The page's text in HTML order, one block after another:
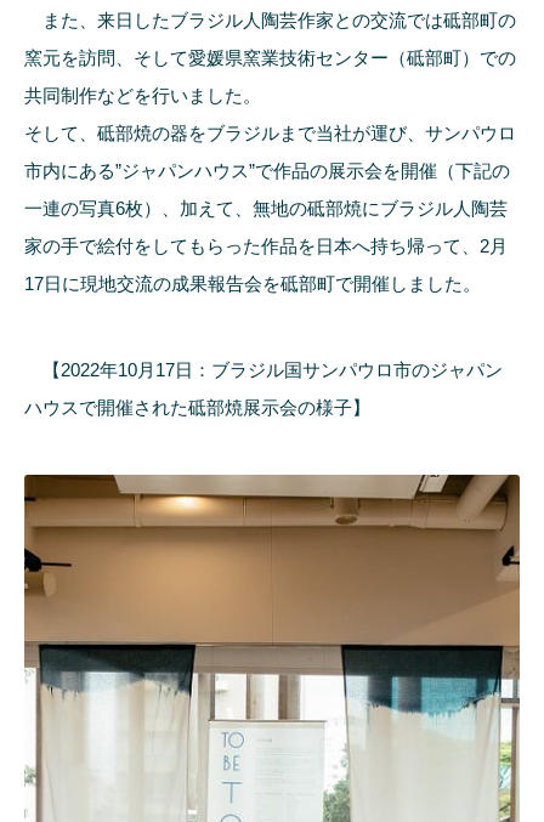
また、来日したブラジル人陶芸作家との交流では砥部町の
窯元を訪問、そして愛媛県窯業技術センター（砥部町）での
共同制作などを行いました。
そして、砥部焼の器をブラジルまで当社が運び、サンパウロ
市内にある”ジャパンハウス”で作品の展示会を開催（下記の
一連の写真6枚）、加えて、無地の砥部焼にブラジル人陶芸
家の手で絵付をしてもらった作品を日本へ持ち帰って、2月
17日に現地交流の成果報告会を砥部町で開催しました。
【2022年10月17日：ブラジル国サンパウロ市のジャパン
ハウスで開催された砥部焼展示会の様子】